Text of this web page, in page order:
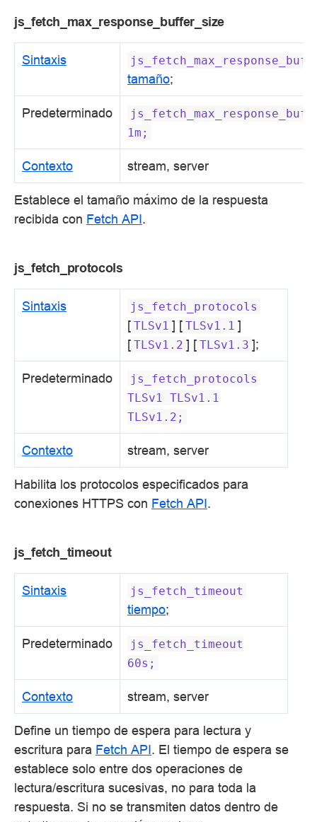
js_fetch_max_response_buffer_size
Sintaxis
tamaño;
Predeterminado
1m;
Contexto stream, server
Establece el tamaño máximo de la respuesta
recibida con Fetch API.
js_fetch_protocols
Sintaxis js_fetch_protocols
[ TLSv1 ] [ TLSv1.1 ]
[ TLSv1.2 ] [ TLSv1.3 ];
Predeterminado
js_fetch_protocols
TLSv1
TLSv1.1
TLSv1.2;
Contexto stream, server
Habilita los protocolos especificados para
conexiones HTTPS con Fetch API.
js_fetch_timeout
Sintaxis js_fetch_timeout
tiempo;
Predeterminado
js_fetch_timeout
60s;
Contexto stream, server
Define un tiempo de espera para lectura y
escritura para Fetch API. El tiempo de espera se
establece solo entre dos operaciones de
lectura/escritura sucesivas, no para toda la
respuesta. Si no se transmiten datos dentro de